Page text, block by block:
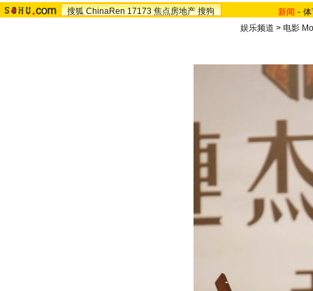
搜狐 ChinaRen 17173 焦点房地产 搜狗 新闻 -
娱乐频道 >电影